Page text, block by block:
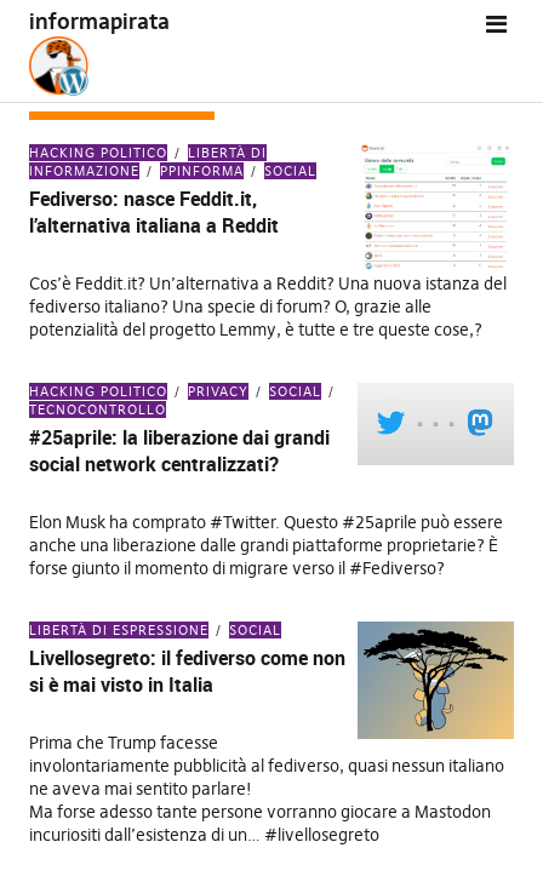
informapirata
TAG:FEDIVERSO
HACKING POLITICO
LIBERTÀ DI
INFORMAZIONE
PPINFORMA SOCIAL
Fediverso: nasce Feddit.it,
l’alternativa italiana a Reddit
Cos’è Feddit.it? Un’alternativa a Reddit? Una nuova istanza del
fediverso italiano? Una specie di forum? O, grazie alle
potenzialità del progetto Lemmy, è tutte e tre queste cose,?
HACKING POLITICO PRIVACY
SOCIAL
TECNOCONTROLLO
#25aprile: la liberazione dai grandi
social network centralizzati?
Elon Musk ha comprato #Twitter. Questo #25aprile può essere
anche una liberazione dalle grandi piattaforme proprietarie? È
forse giunto il momento di migrare verso il #Fediverso?
LIBERTÀ DI ESPRESSIONE SOCIAL
Livellosegreto: il fediverso come non
si è mai visto in Italia
Prima che Trump facesse
involontariamente pubblicità al fediverso, quasi nessun italiano
ne aveva mai sentito parlare!
Ma forse adesso tante persone vorranno giocare a Mastodon
incuriositi dall’esistenza di un… #livellosegreto